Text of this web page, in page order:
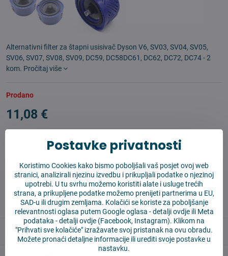
Alternativni filter za štapni usisivač Dyson V6, SV03, SV04, SV05,
SV06, SV07, SV08, SV09, DC59, DC58DC61, DC62, DC72, DC74 - 2
kom. Pročitaj više
Prodano
11,08 €
✅ Spremno za slanje odmah
✅ BESPLATNA dostava iznad 55 EUR
✅ 14 dana za povrat robe
Opis
Postavke privatnosti
Koristimo Cookies kako bismo poboljšali vaš posjet ovoj web
stranici, analizirali njezinu izvedbu i prikupljali podatke o njezinoj
upotrebi. U tu svrhu možemo koristiti alate i usluge trećih
strana, a prikupljene podatke možemo prenijeti partnerima u EU,
SAD-u ili drugim zemljama. Kolačići se koriste za poboljšanje
relevantnosti oglasa putem Google oglasa -detalji ovdjeili Meta
podataka -detalji ovdje (Facebook, Instagram). Klikom na
"Prihvati sve kolačiće" izražavate svoj pristanak na ovu obradu.
Možete pronaći detaljne informacije ili urediti svoje postavke u
nastavku.